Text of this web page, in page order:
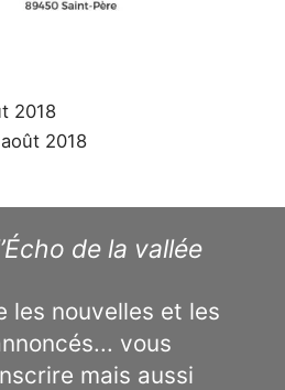
2018
2018
de la vallée
les nouvelles et les
vous
mais aussi